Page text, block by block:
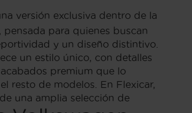
versión exclusiva dentro de la
pensada para quienes buscan
y un diseño distintivo.
un estilo único, con detalles
premium que lo
resto de modelos. En Flexicar,
una amplia selección de